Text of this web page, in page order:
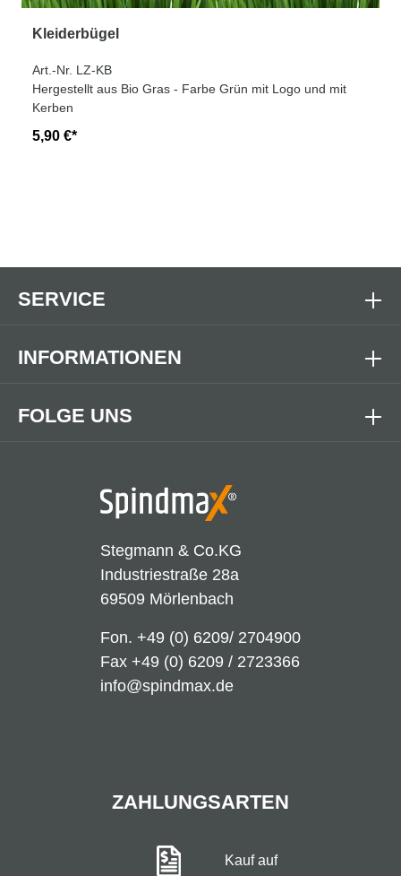
Kleiderbügel
Art.-Nr. LZ-KB
Hergestellt aus Bio Gras - Farbe Grün mit Logo und mit
Kerben
5,90 €*
Stegmann & Co.KG
Industriestraße 28a
69509 Mörlenbach
Fon. +49 (0) 6209/ 2704900
Fax +49 (0) 6209 / 2723366
info@spindmax.de
FOLGE UNS
SERVICE
INFORMATIONEN
ZAHLUNGSARTEN
Kauf auf